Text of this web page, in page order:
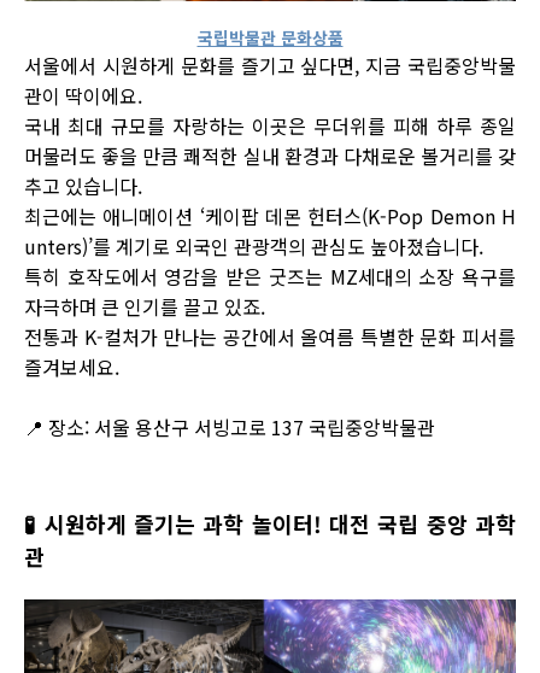
국립박물관 문화상품
서울에서 시원하게 문화를 즐기고 싶다면, 지금 국립중앙박물
관이 딱이에요.
국내 최대 규모를 자랑하는 이곳은 무더위를 피해 하루 종일
머물러도 좋을 만큼 쾌적한 실내 환경과 다채로운 볼거리를 갖
추고 있습니다.
최근에는 애니메이션 ‘케이팝 데몬 헌터스(K-Pop Demon H
unters)’를 계기로 외국인 관광객의 관심도 높아졌습니다.
특히 호작도에서 영감을 받은 굿즈는 MZ세대의 소장 욕구를
자극하며 큰 인기를 끌고 있죠.
전통과 K-컬처가 만나는 공간에서 올여름 특별한 문화 피서를
즐겨보세요.
📍 장소: 서울 용산구 서빙고로 137 국립중앙박물관
🧪 시원하게 즐기는 과학 놀이터! 대전 국립 중앙 과학
관